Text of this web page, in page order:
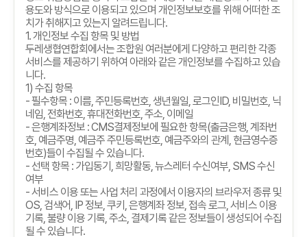
용도와 방식으로 이용되고 있으며 개인정보보호를 위해 어떠한 조
치가 취해지고 있는지 알려드립니다.
1.개인정보 수집 항목 및 방법
두레생협연합회에서는 조합원 여러분에게 다양하고 편리한 각종
서비스를 제공하기 위하여 아래와 같은 개인정보를 수집하고 있습
니다.
1) 수집 항목
-필수항목 : 이름,주민등록번호,생년월일,로그인ID, 비밀번호, 닉
네임, 전화번호,휴대전화번호,주소, 이메일
-은행계좌정보 : CMS결제정보에 필요한 항목(출금은행,계좌번
호, 예금주명, 예금주 주민등록번호, 예금주와의 관계 , 현금영수증
번호)들이 수집될 수 있습니다.
- 선택 항목 : 가입동기 ,희망활동,뉴스레터 수신여부, SMS수신
여부
-서비스 이용 또는 사업 처리 과정에서 이용자의 브라우저 종류 및
OS, 검색어, IP 정보,쿠키 ,은행계좌 정보, 접속 로그,서비스 이용
기록,불량 이용 기록,주소, 결제기록 같은 정보들이 생성되어 수집
될 수 있습니다.